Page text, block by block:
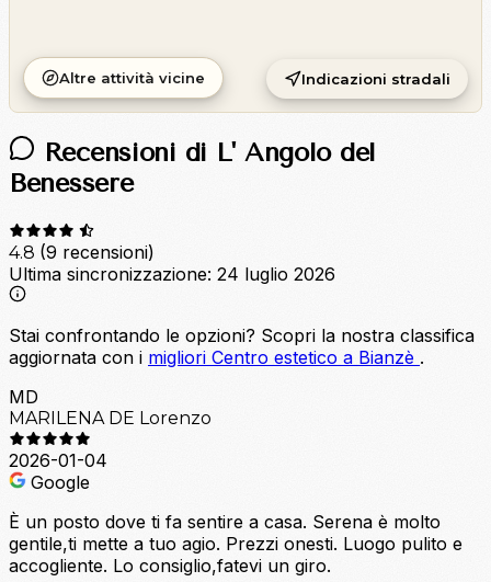
Altre attività vicine Indicazioni stradali
Recensioni di L' Angolo del
Benessere
4.8 (9 recensioni)
Ultima sincronizzazione: 24 luglio 2026
Stai confrontando le opzioni? Scopri la nostra classifica
aggiornata con i migliori Centro estetico a Bianzè .
MD
MARILENA DE Lorenzo
2026-01-04
Google
È un posto dove ti fa sentire a casa. Serena è molto
gentile,ti mette a tuo agio. Prezzi onesti. Luogo pulito e
accogliente. Lo consiglio,fatevi un giro.